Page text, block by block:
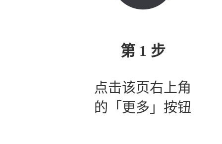
第 1 步
点击该页右上角
的「更多」按钮